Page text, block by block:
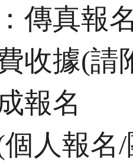
傳真報
收據(請
報名
人報名